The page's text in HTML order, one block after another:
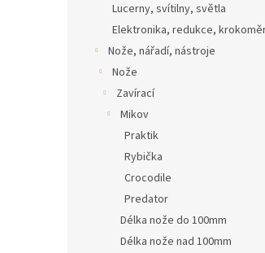
Lucerny, svítilny, světla
Elektronika, redukce,
Nože, nářadí, nástroje
Nože
Zavírací
Mikov
Praktik
Rybička
Crocodile
Predator
Délka nože do 100mm
Délka nože nad 100mm